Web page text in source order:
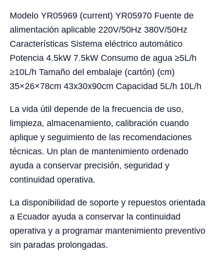
Modelo YR05969 (current) YR05970 Fuente de
alimentación aplicable 220V/50Hz 380V/50Hz
Características Sistema eléctrico automático
Potencia 4.5kW 7.5kW Consumo de agua ≥5L/h
≥10L/h Tamaño del embalaje (cartón) (cm)
35×26×78cm 43x30x90cm Capacidad 5L/h 10L/h
La vida útil depende de la frecuencia de uso,
limpieza, almacenamiento, calibración cuando
aplique y seguimiento de las recomendaciones
técnicas. Un plan de mantenimiento ordenado
ayuda a conservar precisión, seguridad y
continuidad operativa.
La disponibilidad de soporte y repuestos orientada
a Ecuador ayuda a conservar la continuidad
operativa y a programar mantenimiento preventivo
sin paradas prolongadas.